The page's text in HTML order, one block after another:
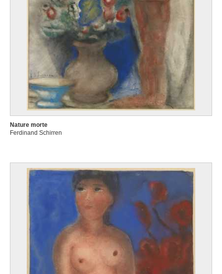
Nature morte
Ferdinand Schirren